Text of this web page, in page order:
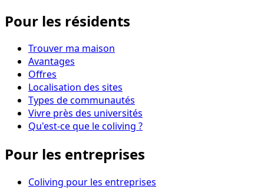
Pour les résidents
Trouver ma maison
Avantages
Offres
Localisation des sites
Types de communautés
Vivre près des universités
Qu'est-ce que le coliving ?
Pour les entreprises
Coliving pour les entreprises